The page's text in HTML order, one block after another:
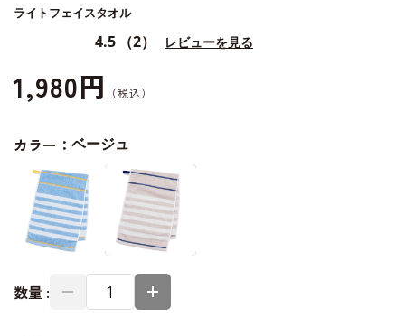
ライトフェイスタオル
4.5 （2） レビューを見る
1,980円
カラー： ベージュ
数量 :